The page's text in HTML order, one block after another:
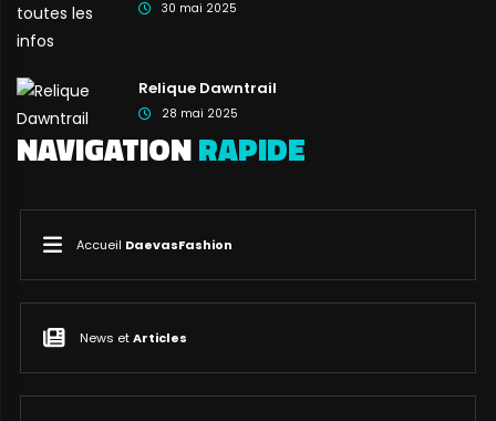
30 mai 2025
Relique Dawntrail
28 mai 2025
NAVIGATIONRAPIDE
Accueil DaevasFashion
News etArticles